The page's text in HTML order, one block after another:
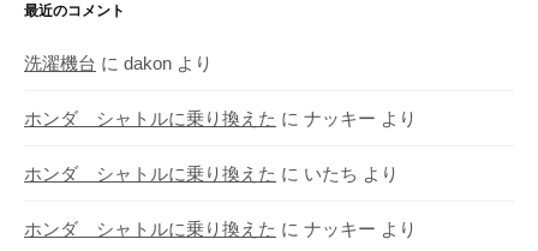
最近のコメント
洗濯機台 に dakon より
ホンダ シャトルに乗り換えた に ナッキー より
ホンダ シャトルに乗り換えた に いたち より
ホンダ シャトルに乗り換えた に ナッキー より